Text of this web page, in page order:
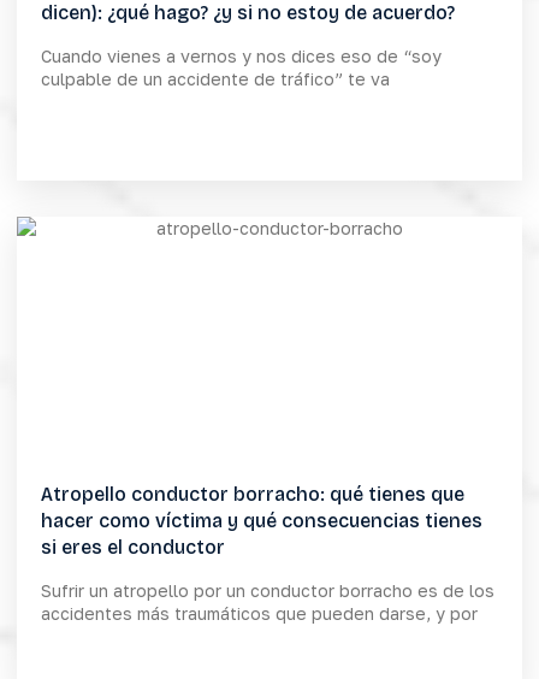
dicen): ¿qué hago? ¿y si no estoy de acuerdo?
Cuando vienes a vernos y nos dices eso de “soy
culpable de un accidente de tráfico” te va
Atropello conductor borracho: qué tienes que
hacer como víctima y qué consecuencias tienes
si eres el conductor
Sufrir un atropello por un conductor borracho es de los
accidentes más traumáticos que pueden darse, y por